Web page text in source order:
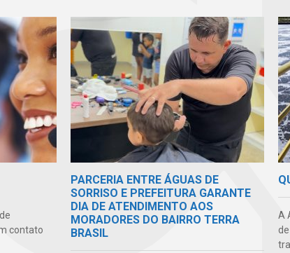
contato
PARCERIA ENTRE ÁGUAS DE
SORRISO E PREFEITURA GARANTE
DIA DE ATENDIMENTO AOS
MORADORES DO BAIRRO TERRA
BRASIL
A